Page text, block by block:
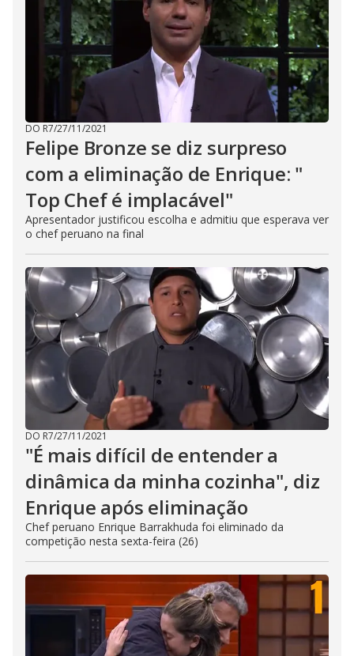
DO R7/27/11/2021
Felipe Bronze se diz surpreso
com a eliminação de Enrique: "
Top Chef é implacável"
Apresentador justificou escolha e admitiu que esperava ver
o chef peruano na final
DO R7/27/11/2021
"É mais difícil de entender a
dinâmica da minha cozinha", diz
Enrique após eliminação
Chef peruano Enrique Barrakhuda foi eliminado da
competição nesta sexta-feira (26)